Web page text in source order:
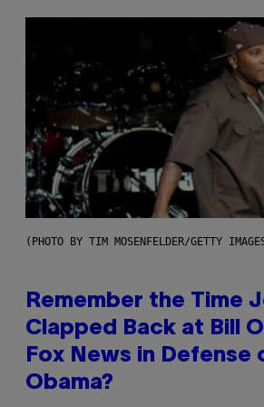
(PHOTO BY TIM MOSENFELDER/GETTY
Remember the Time
Clapped Back at Bill
Fox News in Defense
Obama?